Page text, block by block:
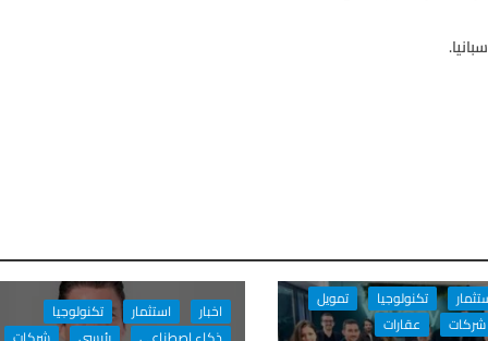
تكنولوجيا
تمويل
شركات عقارات
اخبار استثمار
تكنولوجيا